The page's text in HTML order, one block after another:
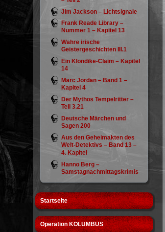
Jim Jackson – Lichtsignale
Frank Reade Library –
Nummer 1 – Kapitel 13
Wahre irische
Geistergeschichten III.1
Ein Klondike-Claim – Kapitel
14
Marc Jordan – Band 1 –
Kapitel 4
Der Mythos Tempelritter –
Teil 3.21
Deutsche Märchen und
Sagen 200
Aus den Geheimakten des
Welt-Detektivs – Band 13 –
4. Kapitel
Hanno Berg –
Samstagnachmittagskrimis
Startseite
Operation KOLUMBUS